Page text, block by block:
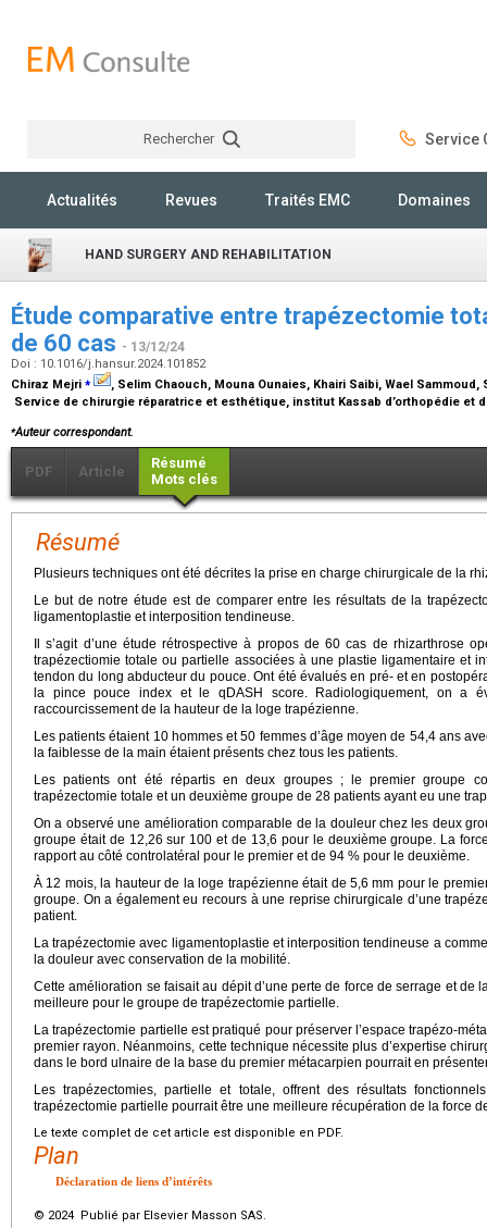
Rechercher Service
Actualités Revues Traités EMC Domaines
HAND SURGERY AND REHABILITATION
Étude comparative entre trapézectomie
de 60 cas - 13/12/24
Doi : 10.1016/j.hansur.2024.101852
Chiraz Mejri ⁎
, Selim Chaouch, Mouna Ounaies, Khairi Saibi, Wael Sammoud,
Service de chirurgie réparatrice et esthétique, institut Kassab d’orthopédie et
⁎Auteur correspondant.
PDF Article
Résumé
Mots clés
Résumé
Plusieurs techniques ont été décrites la prise en charge chirurgicale de la
Le but de notre étude est de comparer entre les résultats de la
ligamentoplastie et interposition tendineuse.
Il s’agit d’une étude rétrospective à propos de 60 cas de rhizarthrose
trapézectiomie totale ou partielle associées à une plastie ligamentaire et
tendon du long abducteur du pouce. Ont été évalués en pré- et en
la pince pouce index et le qDASH score. Radiologiquement, on a
raccourcissement de la hauteur de la loge trapézienne.
Les patients étaient 10 hommes et 50 femmes d’âge moyen de 54,4 ans
la faiblesse de la main étaient présents chez tous les patients.
Les patients ont été répartis en deux groupes ; le premier groupe
trapézectomie totale et un deuxième groupe de 28 patients ayant eu une
On a observé une amélioration comparable de la douleur chez les deux
groupe était de 12,26 sur 100 et de 13,6 pour le deuxième groupe. La
rapport au côté controlatéral pour le premier et de 94 % pour le deuxième.
À 12 mois, la hauteur de la loge trapézienne était de 5,6 mm pour le
groupe. On a également eu recours à une reprise chirurgicale d’une
patient.
La trapézectomie avec ligamentoplastie et interposition tendineuse a
la douleur avec conservation de la mobilité.
Cette amélioration se faisait au dépit d’une perte de force de serrage et de
meilleure pour le groupe de trapézectomie partielle.
La trapézectomie partielle est pratiqué pour préserver l’espace trapézo-
premier rayon. Néanmoins, cette technique nécessite plus d’expertise
dans le bord ulnaire de la base du premier métacarpien pourrait en
Les trapézectomies, partielle et totale, offrent des résultats
trapézectomie partielle pourrait être une meilleure récupération de la force
Le texte complet de cet article est disponible en PDF.
Plan
Déclaration de liens d’intérêts
© 2024 Publié par Elsevier Masson SAS.